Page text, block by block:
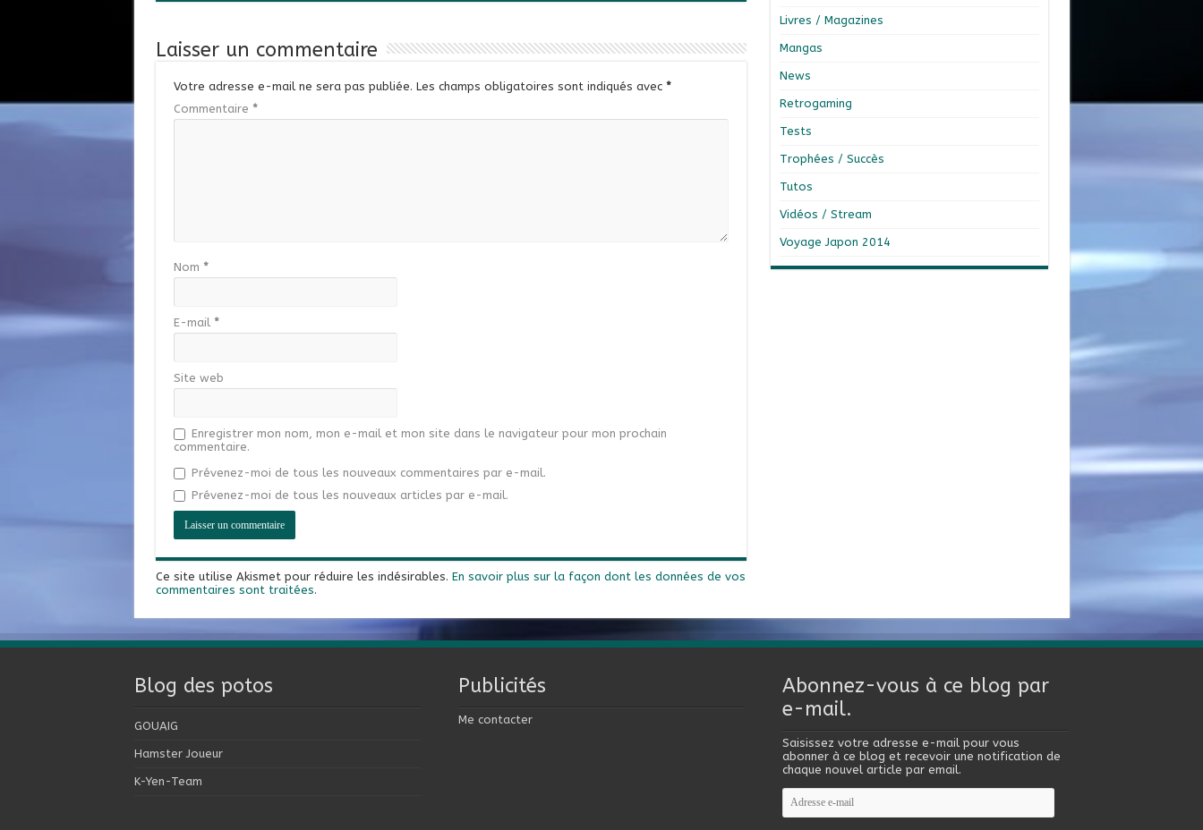
Laisser un commentaire
Votre adresse e-mail ne sera pas publiée. Les champs obligatoires sont indiqués avec *
Commentaire *
Nom *
E-mail *
Site web
Enregistrer mon nom, mon e-mail et mon site dans le navigateur pour mon prochain
commentaire.
Prévenez-moi de tous les nouveaux commentaires par e-mail.
Prévenez-moi de tous les nouveaux articles par e-mail.
Ce site utilise Akismet pour réduire les indésirables. En savoir plus sur la façon dont les données de vos
commentaires sont traitées.
Livres / Magazines
Mangas
News
Retrogaming
Tests
Trophées / Succès
Tutos
Vidéos / Stream
Voyage Japon 2014
Blog des potos
GOUAIG
Hamster Joueur
K-Yen-Team
Publicités
Me contacter
Abonnez-vous à ce blog par
e-mail.
Saisissez votre adresse e-mail pour vous
abonner à ce blog et recevoir une notification de
chaque nouvel article par email.
Adresse
e-
mail